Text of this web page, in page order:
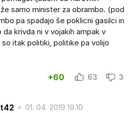
samo minister za obrambo. (pod
pa spadajo še poklicni gasilci in
krivda ni v vojakih ampak v
itak politiki, politike pa volijo
+60 63 3
01. 04. 2019 19.10